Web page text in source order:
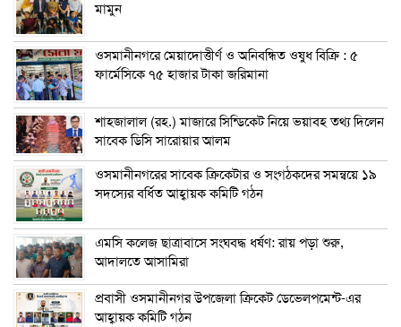
মামুন
ওসমানীনগরে মেয়াদোত্তীর্ণ ও অনিবন্ধিত ওষুধ বিক্রি : ৫
ফার্মেসিকে ৭৫ হাজার টাকা জরিমানা
শাহজালাল (রহ.) মাজারে সিন্ডিকেট নিয়ে ভয়াবহ তথ্য দিলেন
সাবেক ডিসি সারোয়ার আলম
ওসমানীনগরের সাবেক ক্রিকেটার ও সংগঠকদের সমন্বয়ে ১৯
সদস্যের বর্ধিত আহ্বায়ক কমিটি গঠন
এম‌সি কলেজ ছাত্রাবাসে সংঘবদ্ধ ধর্ষণ: রায় পড়া শুরু,
আদালতে আসামিরা
প্রবাসী ওসমানীনগর উপজেলা ক্রিকেট ডেভেলপমেন্ট-এর
আহ্বায়ক কমিটি গঠন